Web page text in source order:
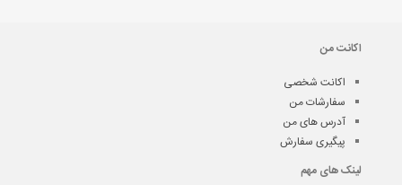
اکانت من
اکانت شخصی
سفارشات من
آدرس های من
پیگیری سفارش
لینک های مهم